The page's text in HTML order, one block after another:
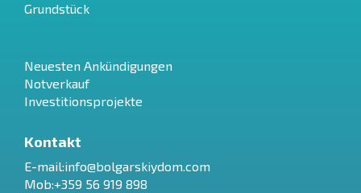
Grundstück
Neuesten Ankündigungen
Notverkauf
Investitionsprojekte
Kontakt
E-mail:info@bolgarskiydom.com
Mob:+359 56 919 898